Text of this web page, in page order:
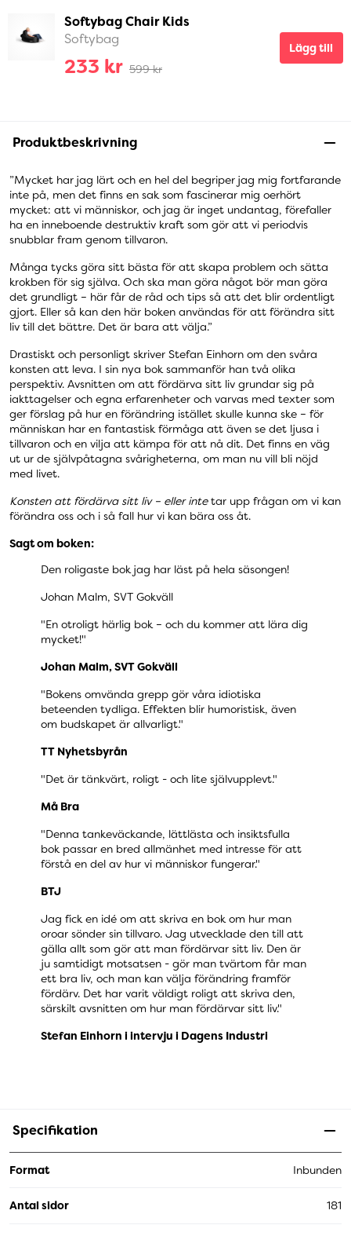
Softybag Chair Kids
Softybag
233 kr 599 kr
Lägg till
Produktbeskrivning
”Mycket har jag lärt och en hel del begriper jag mig fortfarande
inte på, men det finns en sak som fascinerar mig oerhört
mycket: att vi människor, och jag är inget undantag, förefaller
ha en inneboende destruktiv kraft som gör att vi periodvis
snubblar fram genom tillvaron.
Många tycks göra sitt bästa för att skapa problem och sätta
krokben för sig själva. Och ska man göra något bör man göra
det grundligt – här får de råd och tips så att det blir ordentligt
gjort. Eller så kan den här boken användas för att förändra sitt
liv till det bättre. Det är bara att välja.”
Drastiskt och personligt skriver Stefan Einhorn om den svåra
konsten att leva. I sin nya bok sammanför han två olika
perspektiv. Avsnitten om att fördärva sitt liv grundar sig på
iakttagelser och egna erfarenheter och varvas med texter som
ger förslag på hur en förändring istället skulle kunna ske – för
människan har en fantastisk förmåga att även se det ljusa i
tillvaron och en vilja att kämpa för att nå dit. Det finns en väg
ut ur de självpåtagna svårigheterna, om man nu vill bli nöjd
med livet.
Konsten att fördärva sitt liv – eller intetar upp frågan om vi kan
förändra oss och i så fall hur vi kan bära oss åt.
Sagt om boken:
Den roligaste bok jag har läst på hela säsongen!
Johan Malm, SVT Gokväll
"En otroligt härlig bok – och du kommer att lära dig
mycket!"
Johan Malm, SVT Gokväll
"Bokens omvända grepp gör våra idiotiska
beteenden tydliga. Effekten blir humoristisk, även
om budskapet är allvarligt."
TT Nyhetsbyrån
"Det är tänkvärt, roligt - och lite självupplevt."
Må Bra
"Denna tankeväckande, lättlästa och insiktsfulla
bok passar en bred allmänhet med intresse för att
förstå en del av hur vi människor fungerar."
BTJ
Jag fick en idé om att skriva en bok om hur man
oroar sönder sin tillvaro. Jag utvecklade den till att
gälla allt som gör att man fördärvar sitt liv. Den är
ju samtidigt motsatsen - gör man tvärtom får man
ett bra liv, och man kan välja förändring framför
fördärv. Det har varit väldigt roligt att skriva den,
särskilt avsnitten om hur man fördärvar sitt liv."
Stefan Einhorn i intervju i Dagens Industri
Specifikation
Format Inbunden
Antal sidor 181